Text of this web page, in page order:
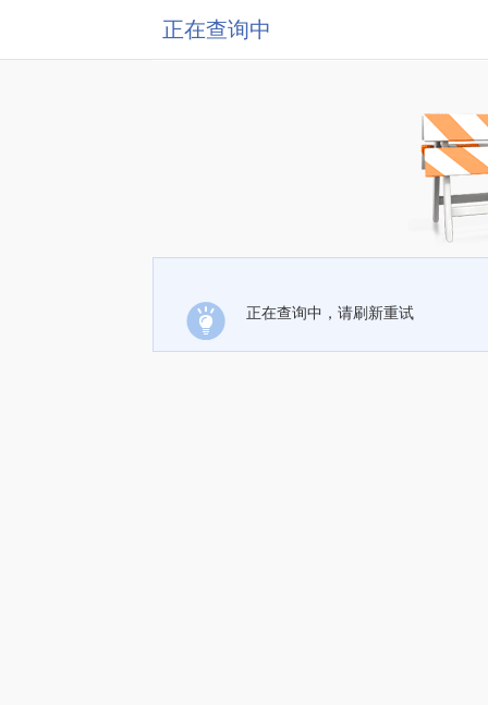
正在查询中
正在查询中，请刷新重试